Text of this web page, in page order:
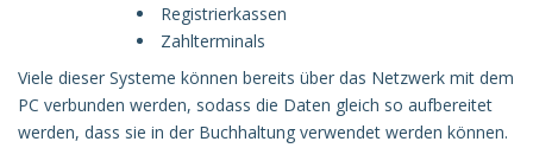
Registrierkassen
Zahlterminals
Viele dieser Systeme können bereits über das Netzwerk mit dem
PC verbunden werden, sodass die Daten gleich so aufbereitet
werden, dass sie in der Buchhaltung verwendet werden können.